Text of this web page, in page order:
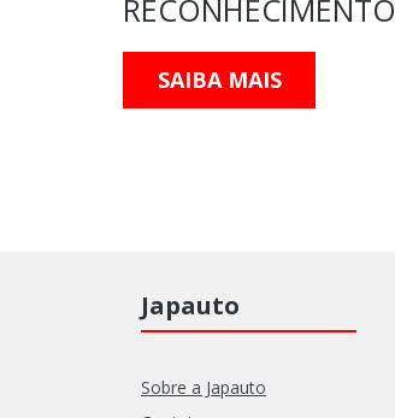
RECONHECIMENTO
SAIBA MAIS
Japauto
Sobre a Japauto